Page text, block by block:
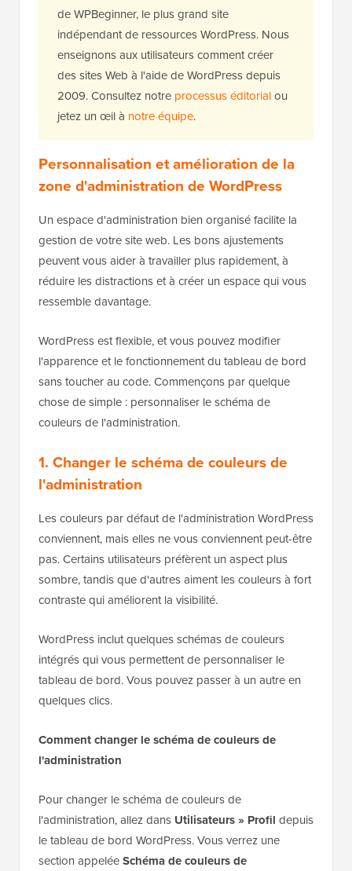
de WPBeginner, le plus grand site
indépendant de ressources WordPress. Nous
enseignons aux utilisateurs comment créer
des sites Web à l'aide de WordPress depuis
2009. Consultez notre processus éditorialou
jetez un œil à notre équipe.
Personnalisation et amélioration de la
zone d'administration de WordPress
Un espace d'administration bien organisé facilite la
gestion de votre site web. Les bons ajustements
peuvent vous aider à travailler plus rapidement, à
réduire les distractions et à créer un espace qui vous
ressemble davantage.
WordPress est flexible, et vous pouvez modifier
l'apparence et le fonctionnement du tableau de bord
sans toucher au code. Commençons par quelque
chose de simple : personnaliser le schéma de
couleurs de l'administration.
1. Changer le schéma de couleurs de
l'administration
Les couleurs par défaut de l'administration WordPress
conviennent, mais elles ne vous conviennent peut-être
pas. Certains utilisateurs préfèrent un aspect plus
sombre, tandis que d'autres aiment les couleurs à fort
contraste qui améliorent la visibilité.
WordPress inclut quelques schémas de couleurs
intégrés qui vous permettent de personnaliser le
tableau de bord. Vous pouvez passer à un autre en
quelques clics.
Comment changer le schéma de couleurs de
l'administration
Pour changer le schéma de couleurs de
l'administration, allez dans Utilisateurs » Profil depuis
le tableau de bord WordPress. Vous verrez une
section appeléeSchéma de couleurs de